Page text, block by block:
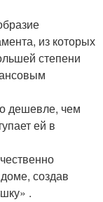
из которых
степени
дешевле, чем
ей в
создав
.